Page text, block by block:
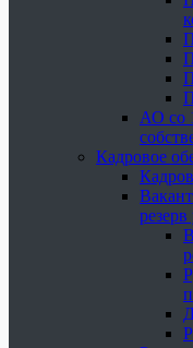
АО со
Кадровое